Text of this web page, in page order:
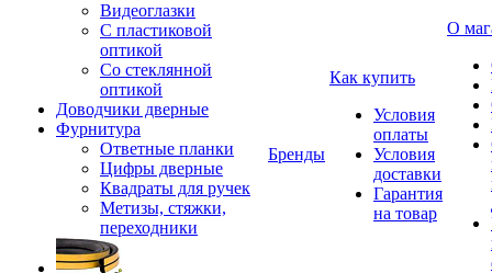
Видеоглазки
С пластиковой
оптикой
Со стеклянной
оптикой
Доводчики дверные
Фурнитура
Ответные планки
Цифры дверные
Квадраты для ручек
Метизы, стяжки,
переходники
Бренды
Как купить
Условия
оплаты
Условия
доставки
Гарантия
на товар
О